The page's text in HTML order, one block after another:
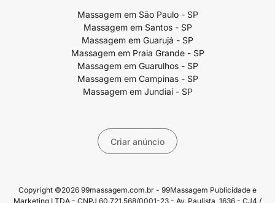
Massagem em São Paulo - SP
Massagem em Santos - SP
Massagem em Guarujá - SP
Massagem em Praia Grande - SP
Massagem em Guarulhos - SP
Massagem em Campinas - SP
Massagem em Jundiaí - SP
Criar anúncio
Copyright ©2026 99massagem.com.br - 99Massagem Publicidade e
Marketing LTDA - CNPJ 60.721.568/0001-23 - Av. Paulista, 1636 - CJ4 /